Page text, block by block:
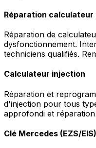
Réparation calculateur
Réparation de
dysfonctionnement.
techniciens qualifiés.
Calculateur injection
Réparation et
d'injection pour tous
approfondi et
Clé Mercedes (EZS/EIS)